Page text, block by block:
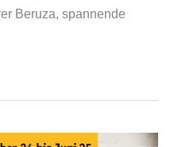
Beruza, spannende